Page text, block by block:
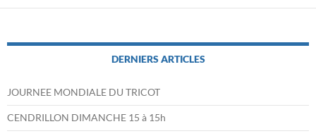
DERNIERS ARTICLES
JOURNEE MONDIALE DU TRICOT
CENDRILLON DIMANCHE 15 à 15h